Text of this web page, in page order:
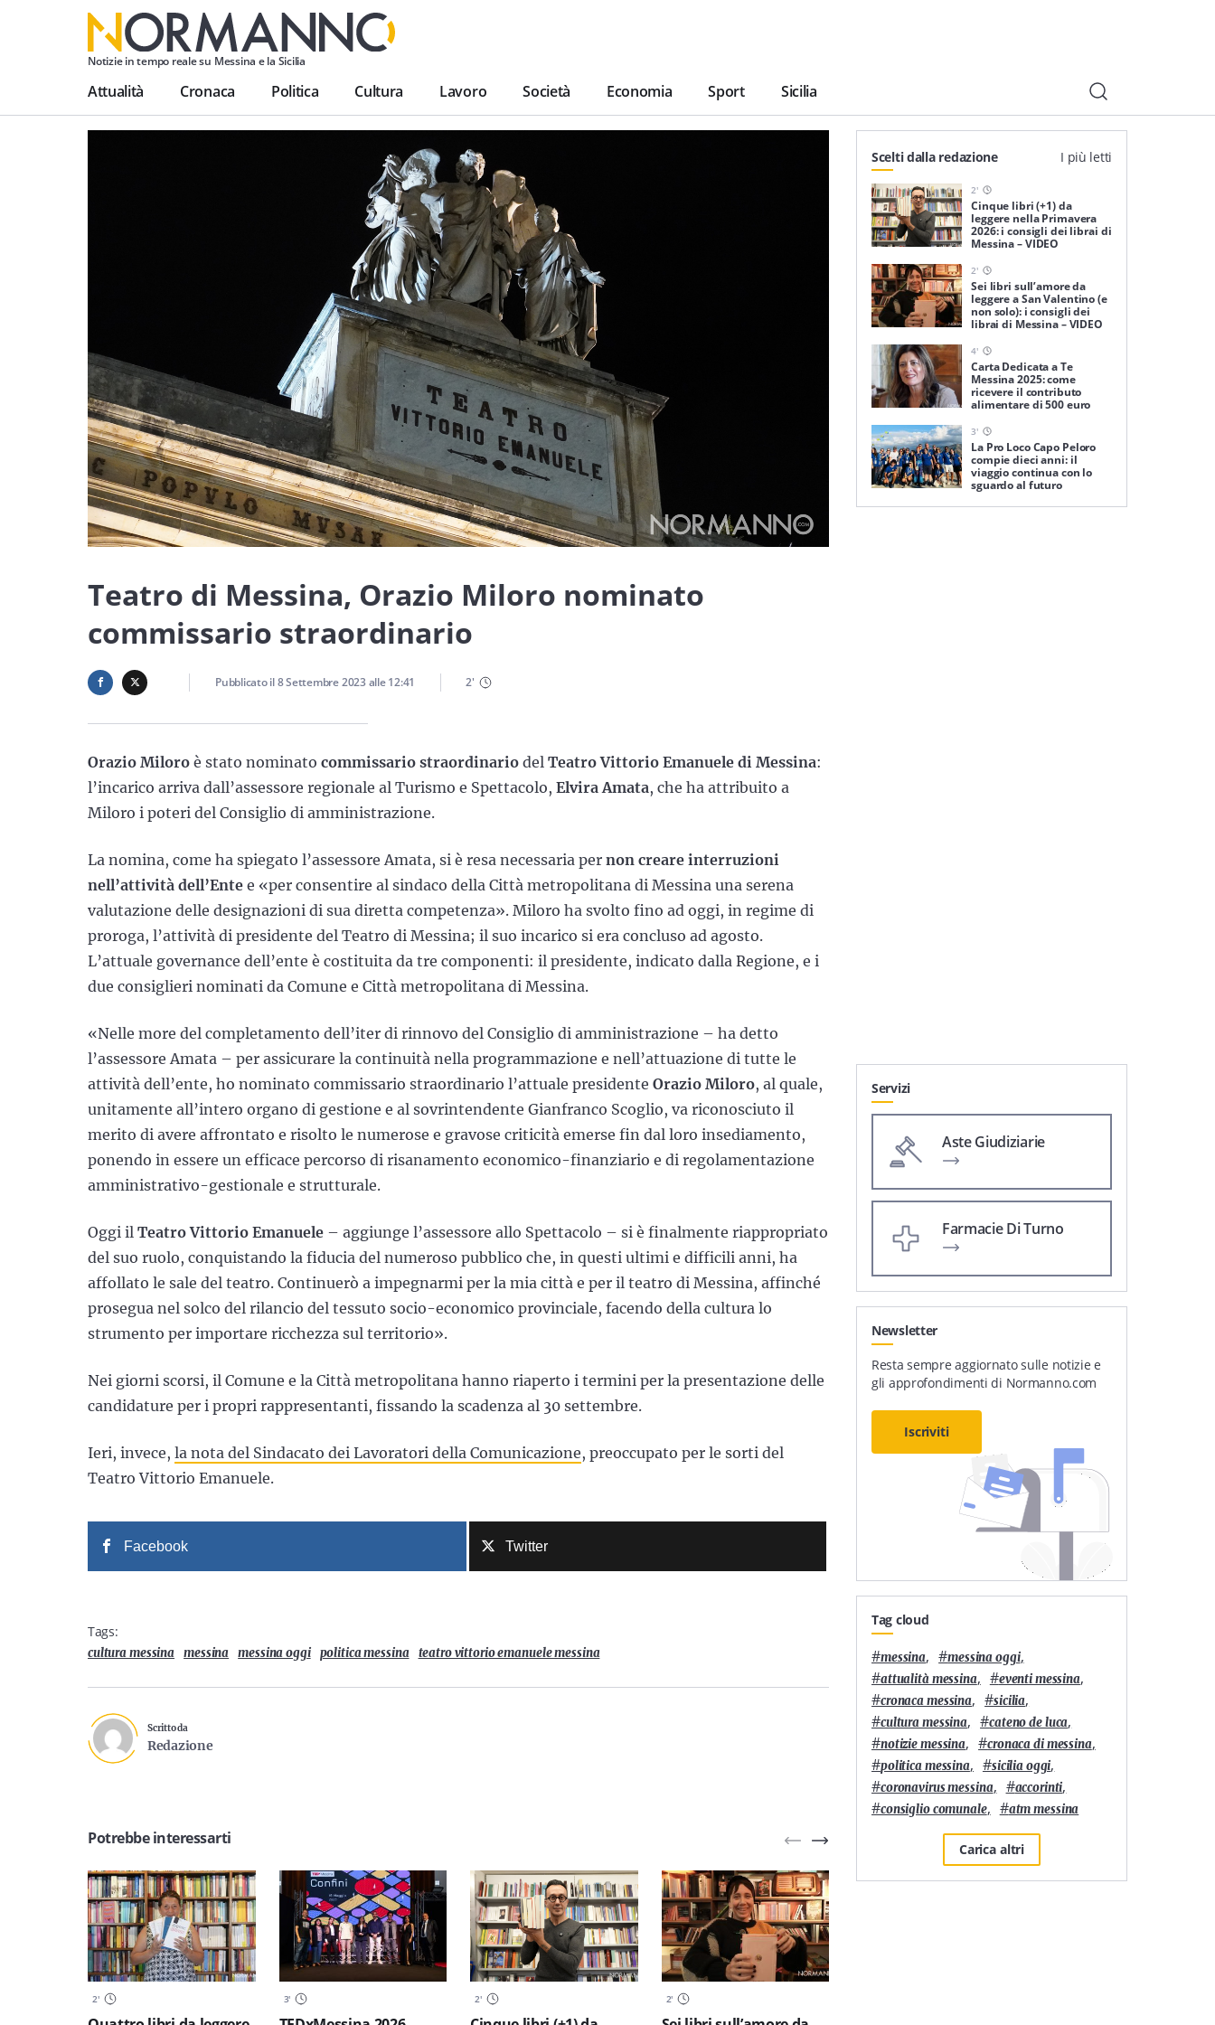
Notizie in tempo reale su Messina e la Sicilia
Attualità Cronaca Politica Cultura Lavoro Società Economia Sport Sicilia
Teatro di Messina, Orazio Miloro nominato
commissario straordinario
Pubblicato il8 Settembre 2023alle12:41 2'
Orazio Miloro è stato nominato commissario straordinario del Teatro Vittorio Emanuele di Messina:
l’incarico arriva dall’assessore regionale al Turismo e Spettacolo, Elvira Amata, che ha attribuito a
Miloro i poteri del Consiglio di amministrazione.
La nomina, come ha spiegato l’assessore Amata, si è resa necessaria per non creare interruzioni
nell’attività dell’Ente e «per consentire al sindaco della Città metropolitana di Messina una serena
valutazione delle designazioni di sua diretta competenza». Miloro ha svolto fino ad oggi, in regime di
proroga, l’attività di presidente del Teatro di Messina; il suo incarico si era concluso ad agosto.
L’attuale governance dell’ente è costituita da tre componenti: il presidente, indicato dalla Regione, e i
due consiglieri nominati da Comune e Città metropolitana di Messina.
«Nelle more del completamento dell’iter di rinnovo del Consiglio di amministrazione – ha detto
l’assessore Amata – per assicurare la continuità nella programmazione e nell’attuazione di tutte le
attività dell’ente, ho nominato commissario straordinario l’attuale presidente Orazio Miloro, al quale,
unitamente all’intero organo di gestione e al sovrintendente Gianfranco Scoglio, va riconosciuto il
merito di avere affrontato e risolto le numerose e gravose criticità emerse fin dal loro insediamento,
ponendo in essere un efficace percorso di risanamento economico-finanziario e di regolamentazione
amministrativo-gestionale e strutturale.
Oggi il Teatro Vittorio Emanuele – aggiunge l’assessore allo Spettacolo – si è finalmente riappropriato
del suo ruolo, conquistando la fiducia del numeroso pubblico che, in questi ultimi e difficili anni, ha
affollato le sale del teatro. Continuerò a impegnarmi per la mia città e per il teatro di Messina, affinché
prosegua nel solco del rilancio del tessuto socio-economico provinciale, facendo della cultura lo
strumento per importare ricchezza sul territorio».
Nei giorni scorsi, il Comune e la Città metropolitana hanno riaperto i termini per la presentazione delle
candidature per i propri rappresentanti, fissando la scadenza al 30 settembre.
Ieri, invece, la nota del Sindacato dei Lavoratori della Comunicazione, preoccupato per le sorti del
Teatro Vittorio Emanuele.
Facebook Twitter
Tags:
cultura messina messina messina oggi politica messina teatro vittorio emanuele messina
Scritto da
Redazione
Potrebbe interessarti
2' 3' 2' 2'
Scelti dalla redazione I più letti
2'
Cinque libri (+1) da
leggere nella Primavera
2026: i consigli dei librai di
Messina – VIDEO
2'
Sei libri sull’amore da
leggere a San Valentino (e
non solo): i consigli dei
librai di Messina – VIDEO
4'
Carta Dedicata a Te
Messina 2025: come
ricevere il contributo
alimentare di 500 euro
3'
La Pro Loco Capo Peloro
compie dieci anni: il
viaggio continua con lo
sguardo al futuro
Servizi
Aste Giudiziarie
Farmacie Di Turno
Newsletter
Resta sempre aggiornato sulle notizie e
gli approfondimenti di Normanno.com
Iscriviti
Tag cloud
#messina, #messina oggi,
#attualità messina, #eventi messina,
#cronaca messina, #sicilia,
#cultura messina, #cateno de luca,
#notizie messina, #cronaca di messina,
#politica messina, #sicilia oggi,
#coronavirus messina, #accorinti,
#consiglio comunale, #atm messina
Carica altri